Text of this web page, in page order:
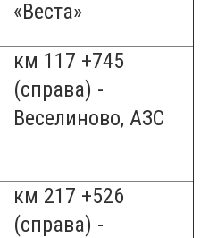
«Веста»
км 117 +745
(справа) -
Веселиново, АЗС
км 217 +526
(справа) -